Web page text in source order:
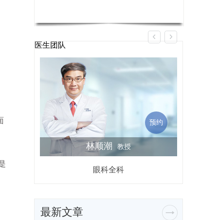
医生团队
林顺潮 教授
预约
眼科全科
最新文章